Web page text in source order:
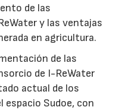
de las
y las ventajas
en agricultura.
de las
de I-ReWater
actual de los
espacio Sudoe, con